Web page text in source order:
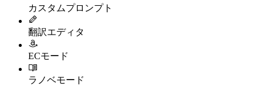
カスタムプロンプト
翻訳エディタ
ECモード
ラノベモード